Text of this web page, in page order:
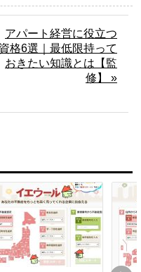
アパート経営に役立つ
資格6選｜最低限持って
おきたい知識とは【監
修】 »